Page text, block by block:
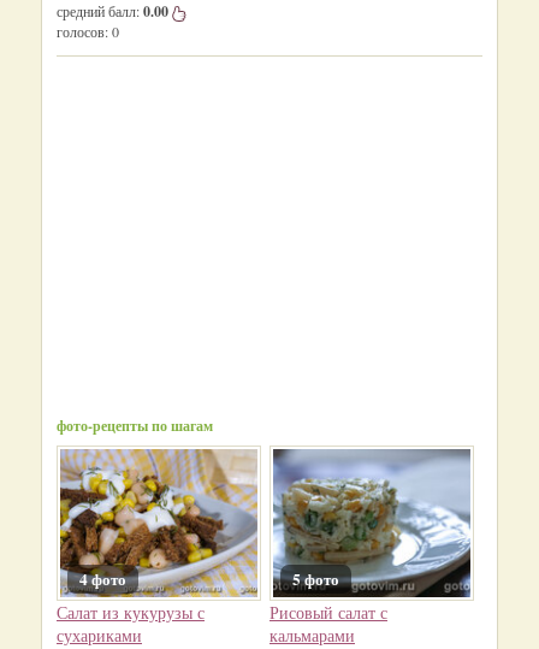
средний балл:0.00
голосов:0
фото-рецепты по шагам
4 фото
Салат из кукурузы с
сухариками
5 фото
Рисовый салат с
кальмарами